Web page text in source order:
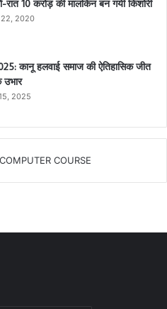
रात 10 करोड़ की मालकिन बन गयी किशोरी
2020
कानू हलवाई समाज की ऐतिहासिक जीत
उभार
2025